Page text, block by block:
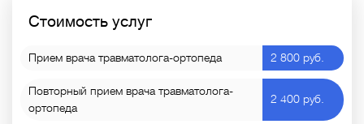
Стоимость услуг
Прием врача травматолога-ортопеда 2 800 руб.
Повторный прием врача травматолога-
ортопеда
2 400 руб.